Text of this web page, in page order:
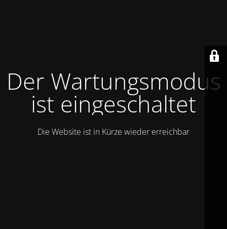
Der Wartungsmodus
ist eingeschaltet
Die Website ist in Kürze wieder erreichbar